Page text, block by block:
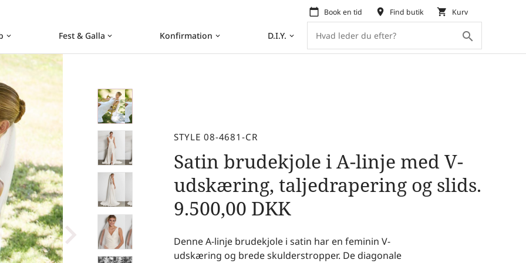
keyboard_arrow_down Fest & Galla keyboard_arrow_down Konfirmation keyboard_arrow_down D.I.Y. keyboard_arrow_down search
calendar_today Book en tid place Find butik shopping_cart Kurv
STYLE 08-4681-CR
Satin brudekjole i A-linje med V-
udskæring, taljedrapering og slids.
9.500,00 DKK
Denne A-linje brudekjole i satin har en feminin V-
udskæring og brede skulderstropper. De diagonale